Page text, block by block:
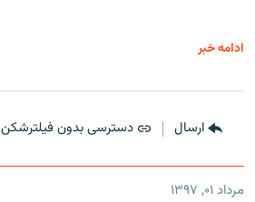
ادامه خبر
ارسال دسترسی بدون فیلترشکن
مرداد ۰۱, ۱۳۹۷